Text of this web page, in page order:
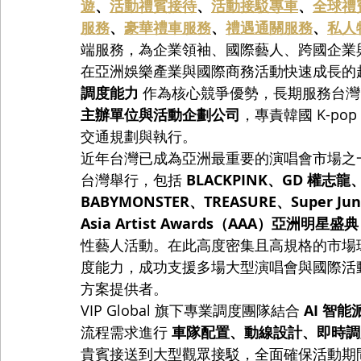
遊、 活動禮賓接待、 活動接駁專車、 全球禮
服務、 豪華禮車服務、 禮遇通關服務、 私人
端服務，為企業領袖、國際藝人、跨國企
在亞洲娛樂產業與國際商務活動快速成長
調度能力 作為核心競爭優勢，長期服務台
主辦單位與活動企劃公司 ，專責韓國 K-
交通規劃與執行。
近年台灣已成為亞洲最重要的演唱會市場
台灣舉行，包括 BLACKPINK、GD 權志龍
BABYMONSTER、TREASURE、Super
Asia Artist Awards（AAA）亞洲明星盛典
性藝人活動。在此高度密集且高規格的市
度能力，成功支援多場大型演唱會與國際
方案提供者。
VIP Global 旗下專業調度團隊結合 AI 智能
流程需求進行 車隊配置、動線設計、即時
貴賓接送到大型觀眾接駁，全面確保活動